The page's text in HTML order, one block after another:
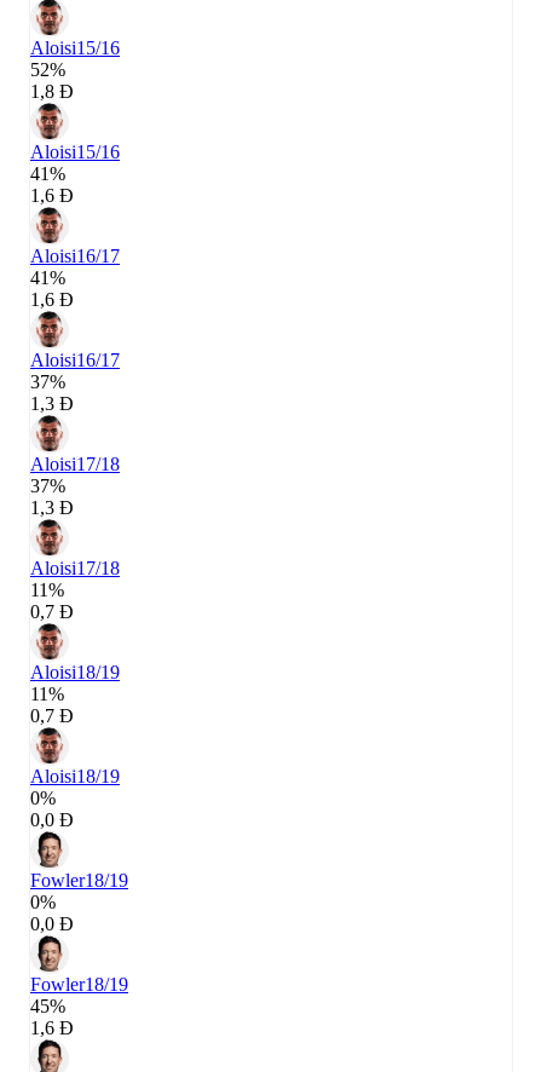
Aloisi15/16
52%
1,8 Đ
Aloisi15/16
41%
1,6 Đ
Aloisi16/17
41%
1,6 Đ
Aloisi16/17
37%
1,3 Đ
Aloisi17/18
37%
1,3 Đ
Aloisi17/18
11%
0,7 Đ
Aloisi18/19
11%
0,7 Đ
Aloisi18/19
0%
0,0 Đ
Fowler18/19
0%
0,0 Đ
Fowler18/19
45%
1,6 Đ